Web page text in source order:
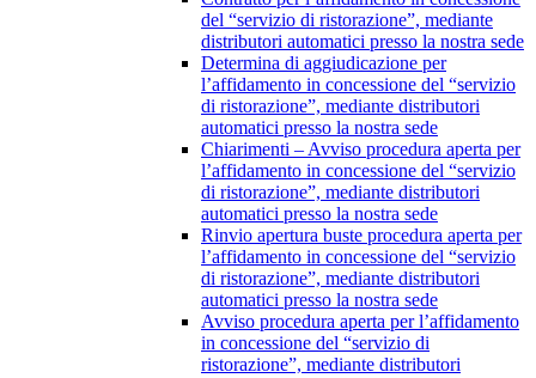
del “servizio di ristorazione”, mediante
distributori automatici presso la nostra sede
Determina di aggiudicazione per
l’affidamento in concessione del “servizio
di ristorazione”, mediante distributori
automatici presso la nostra sede
Chiarimenti – Avviso procedura aperta per
l’affidamento in concessione del “servizio
di ristorazione”, mediante distributori
automatici presso la nostra sede
Rinvio apertura buste procedura aperta per
l’affidamento in concessione del “servizio
di ristorazione”, mediante distributori
automatici presso la nostra sede
Avviso procedura aperta per l’affidamento
in concessione del “servizio di
ristorazione”, mediante distributori